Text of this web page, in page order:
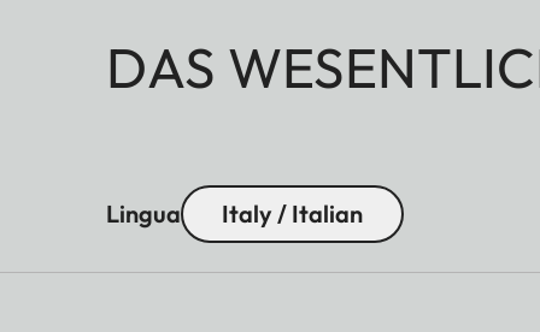
DAS
Lingua Italy / Italian